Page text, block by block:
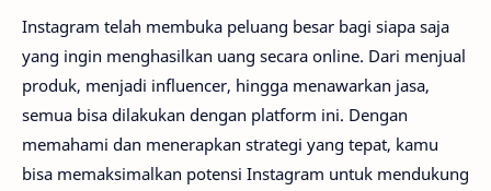
Instagram telah membuka peluang besar bagi siapa saja
yang ingin menghasilkan uang secara online. Dari menjual
produk, menjadi influencer, hingga menawarkan jasa,
semua bisa dilakukan dengan platform ini. Dengan
memahami dan menerapkan strategi yang tepat, kamu
bisa memaksimalkan potensi Instagram untuk mendukung